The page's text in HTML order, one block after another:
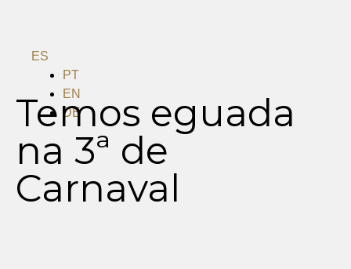
ES
PT
EN
DE
Temos eguada
na 3ª de
Carnaval